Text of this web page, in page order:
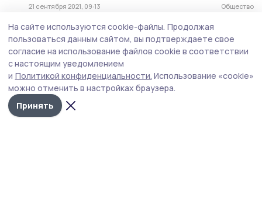
21 сентября 2021, 09:13 Общество
Ушёл из жизни доцент
Мичуринского ГАУ Михаил
Соломатин
30 августа 2021, 14:29
На сайте используются cookie-файлы. Продолжая
пользоваться данным сайтом, вы подтверждаете свое
согласие на использование файлов cookie в соответствии
с настоящим уведомлением
и Политикой конфиденциальности. Использование «cookie»
можно отменить в настройках браузера.
Принять